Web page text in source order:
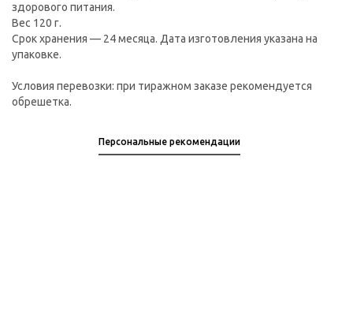
здорового питания.
Вес 120 г.
Срок хранения — 24 месяца. Дата изготовления указана на
упаковке.
Условия перевозки: при тиражном заказе рекомендуется
обрешетка.
Персональные рекомендации